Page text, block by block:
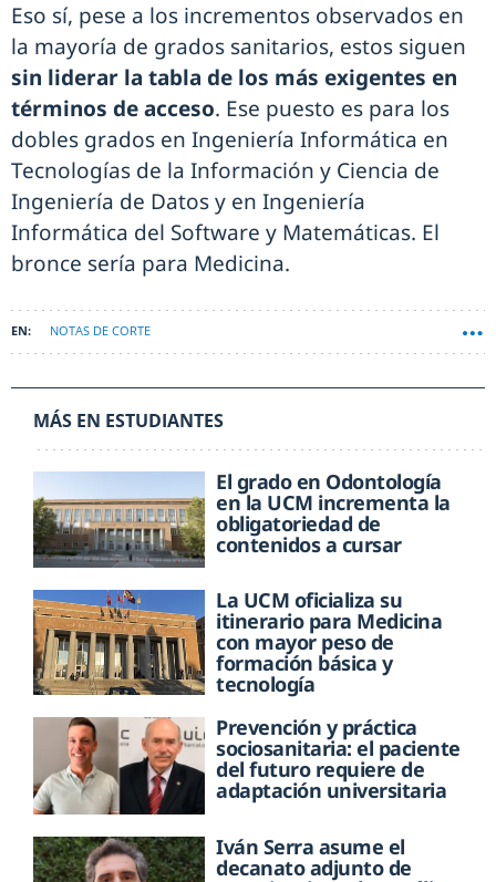
Eso sí, pese a los incrementos observados en
la mayoría de grados sanitarios, estos siguen
sin liderar la tabla de los más exigentes en
términos de acceso. Ese puesto es para los
dobles grados en Ingeniería Informática en
Tecnologías de la Información y Ciencia de
Ingeniería de Datos y en Ingeniería
Informática del Software y Matemáticas. El
bronce sería para Medicina.
NOTAS DE CORTE
MÁS EN ESTUDIANTES
El grado en Odontología
en la UCM incrementa la
obligatoriedad de
contenidos a cursar
La UCM oficializa su
itinerario para Medicina
con mayor peso de
formación básica y
tecnología
Prevención y práctica
sociosanitaria: el paciente
del futuro requiere de
adaptación universitaria
Iván Serra asume el
decanato adjunto de